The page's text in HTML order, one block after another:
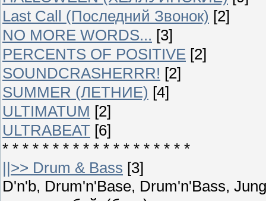
Last Call (Последний Звонок) [2]
NO MORE WORDS... [3]
PERCENTS OF POSITIVE [2]
SOUNDCRASHERRR! [2]
SUMMER (ЛЕТНИЕ) [4]
ULTIMATUM [2]
ULTRABEAT [6]
* * * * * * * * * * * * * * * * * * *
||>> Drum & Bass [3]
D'n'b, Drum'n'Base, Drum'n'Bass,